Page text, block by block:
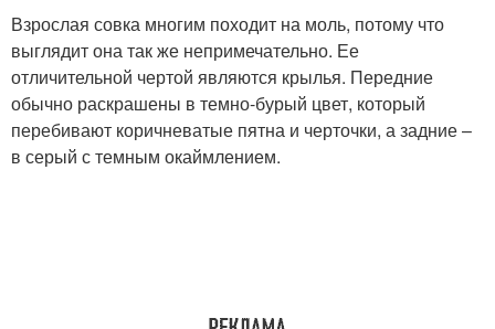
Взрослая совка многим походит на моль, потому что
выглядит она так же непримечательно. Ее
отличительной чертой являются крылья. Передние
обычно раскрашены в темно-бурый цвет, который
перебивают коричневатые пятна и черточки, а задние –
в серый с темным окаймлением.